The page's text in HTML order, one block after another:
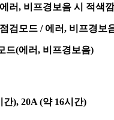
러, 비프경보음 시 적색
검모드 / 에러, 비프경보
드(에러, 비프경보음)
), 20A (약 16시간)